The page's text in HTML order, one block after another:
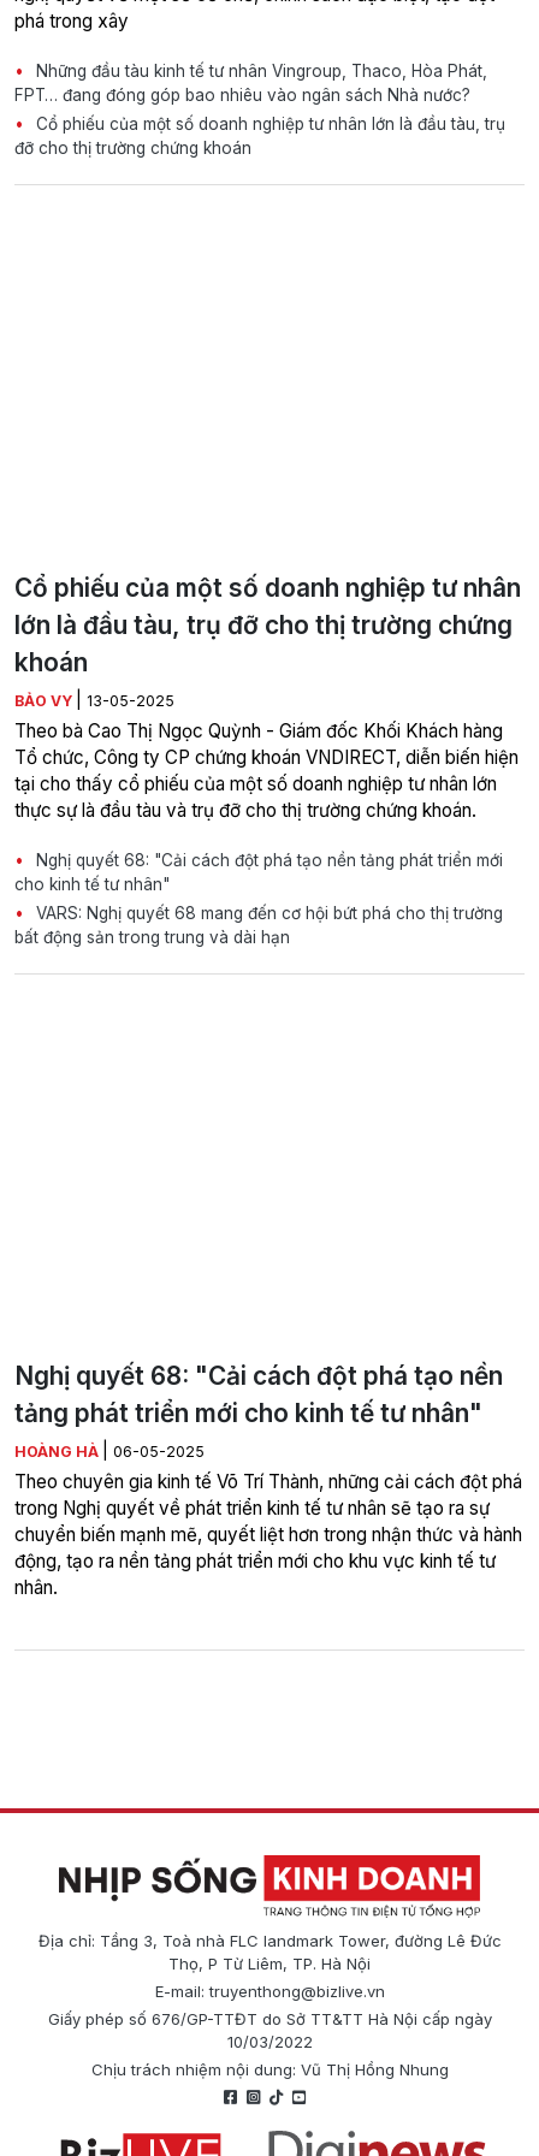
phá trong xây
Những đầu tàu kinh tế tư nhân Vingroup, Thaco, Hòa Phát,
FPT… đang đóng góp bao nhiêu vào ngân sách Nhà nước?
Cổ phiếu của một số doanh nghiệp tư nhân lớn là đầu tàu, trụ
đỡ cho thị trường chứng khoán
Cổ phiếu của một số doanh nghiệp tư nhân
lớn là đầu tàu, trụ đỡ cho thị trường chứng
khoán
BẢO VY 13-05-2025
Theo bà Cao Thị Ngọc Quỳnh - Giám đốc Khối Khách hàng
Tổ chức, Công ty CP chứng khoán VNDIRECT, diễn biến hiện
tại cho thấy cổ phiếu của một số doanh nghiệp tư nhân lớn
thực sự là đầu tàu và trụ đỡ cho thị trường chứng khoán.
Nghị quyết 68: "Cải cách đột phá tạo nền tảng phát triển mới
cho kinh tế tư nhân"
VARS: Nghị quyết 68 mang đến cơ hội bứt phá cho thị trường
bất động sản trong trung và dài hạn
Nghị quyết 68: "Cải cách đột phá tạo nền
tảng phát triển mới cho kinh tế tư nhân"
HOÀNG HÀ 06-05-2025
Theo chuyên gia kinh tế Võ Trí Thành, những cải cách đột phá
trong Nghị quyết về phát triển kinh tế tư nhân sẽ tạo ra sự
chuyển biến mạnh mẽ, quyết liệt hơn trong nhận thức và hành
động, tạo ra nền tảng phát triển mới cho khu vực kinh tế tư
nhân.
Địa chỉ: Tầng 3, Toà nhà FLC landmark Tower, đường Lê Đức
Thọ, P Từ Liêm, TP. Hà Nội
E-mail:truyenthong@bizlive.vn
Giấy phép số 676/GP-TTĐT do Sở TT&TT Hà Nội cấp ngày
10/03/2022
Chịu trách nhiệm nội dung: Vũ Thị Hồng Nhung